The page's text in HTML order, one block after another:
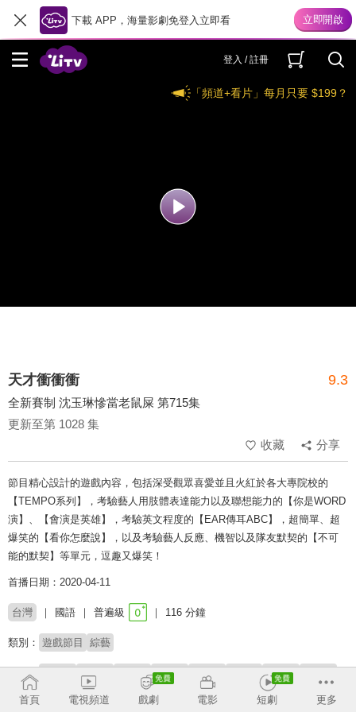
下載 APP，海量影劇免登入立即看
登入 / 註冊
「頻道+看片」每月只要 $199？
天才衝衝衝 9.3
全新賽制 沈玉琳慘當老鼠屎 第715集
更新至第 1028 集
收藏
分享
節目精心設計的遊戲內容，包括深受觀眾喜愛並且火紅於各大專院校的
【TEMPO系列】，考驗藝人用肢體表達能力以及聯想能力的【你是WORD
演】、【會演是英雄】，考驗英文程度的【EAR傳耳ABC】，超簡單、超
爆笑的【看你怎麼說】，以及考驗藝人反應、機智以及隊友默契的【不可
能的默契】等單元，逗趣又爆笑！
首播日期：2020-04-11
台灣 國語 普遍級 116 分鐘
類別： 遊戲節目 綜藝
來賓： 焦凡凡 楊昇達 劉雨柔 潘若迪 何篤霖
五熊 楊小黎
首頁 電視頻道 戲劇 電影 短劇 更多